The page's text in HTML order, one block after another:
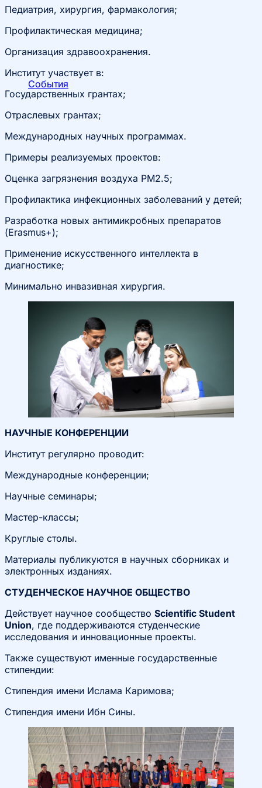
События
Педиатрия, хирургия, фармакология;
Профилактическая медицина;
Организация здравоохранения.
Институт участвует в:
Государственных грантах;
Отраслевых грантах;
Международных научных программах.
Примеры реализуемых проектов:
Оценка загрязнения воздуха PM2.5;
Профилактика инфекционных заболеваний у детей;
Разработка новых антимикробных препаратов
(Erasmus+);
Применение искусственного интеллекта в
диагностике;
Минимально инвазивная хирургия.
НАУЧНЫЕ КОНФЕРЕНЦИИ
Институт регулярно проводит:
Международные конференции;
Научные семинары;
Мастер-классы;
Круглые столы.
Материалы публикуются в научных сборниках и
электронных изданиях.
СТУДЕНЧЕСКОЕ НАУЧНОЕ ОБЩЕСТВО
Действует научное сообщество Scientific Student
Union, где поддерживаются студенческие
исследования и инновационные проекты.
Также существуют именные государственные
стипендии:
Стипендия имени Ислама Каримова;
Стипендия имени Ибн Сины.